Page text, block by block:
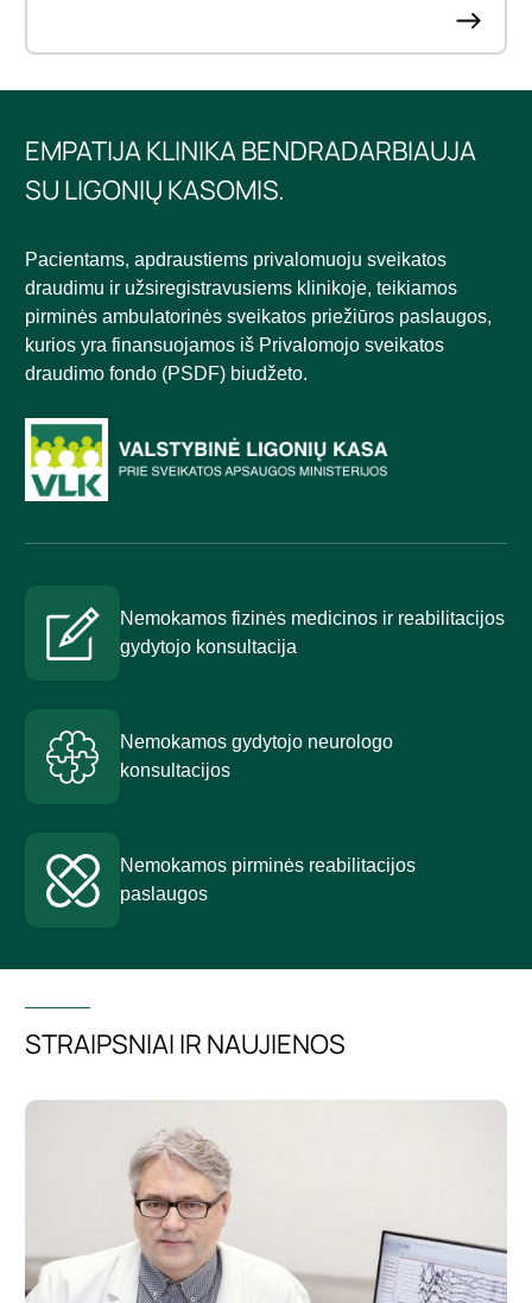
EMPATIJA KLINIKA BENDRADARBIAUJA
SU LIGONIŲ KASOMIS.
Pacientams, apdraustiems privalomuoju sveikatos
draudimu ir užsiregistravusiems klinikoje, teikiamos
pirminės ambulatorinės sveikatos priežiūros paslaugos,
kurios yra finansuojamos iš Privalomojo sveikatos
draudimo fondo (PSDF) biudžeto.
Nemokamos fizinės medicinos ir reabilitacijos
gydytojo konsultacija
Nemokamos gydytojo neurologo
konsultacijos
Nemokamos pirminės reabilitacijos
paslaugos
STRAIPSNIAI IR NAUJIENOS